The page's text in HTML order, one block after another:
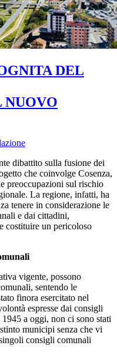
DEL
NUOVO
dibattito sulla fusione dei
che coinvolge Cosenza,
preoccupazioni sul rischio
La regione, infatti, ha
tenere in considerazione le
e dai cittadini,
costituire un pericoloso
vigente, possono
sentendo le
finora esercitato nel
espresse dai consigli
a oggi, non ci sono stati
municipi senza che vi
consigli comunali